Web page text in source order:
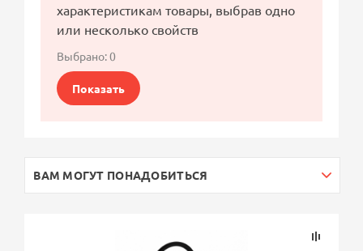
характеристикам товары, выбрав одно
или несколько свойств
Выбрано:0
Показать
ВАМ МОГУТ ПОНАДОБИТЬСЯ